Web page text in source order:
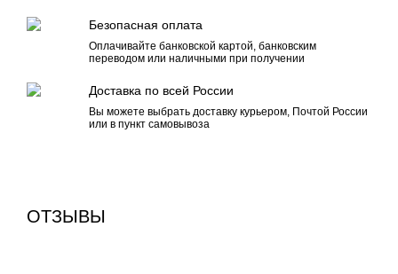
Безопасная оплата
Оплачивайте банковской картой, банковским
переводом или наличными при получении
Доставка по всей России
Вы можете выбрать доставку курьером, Почтой России
или в пункт самовывоза
ОТЗЫВЫ